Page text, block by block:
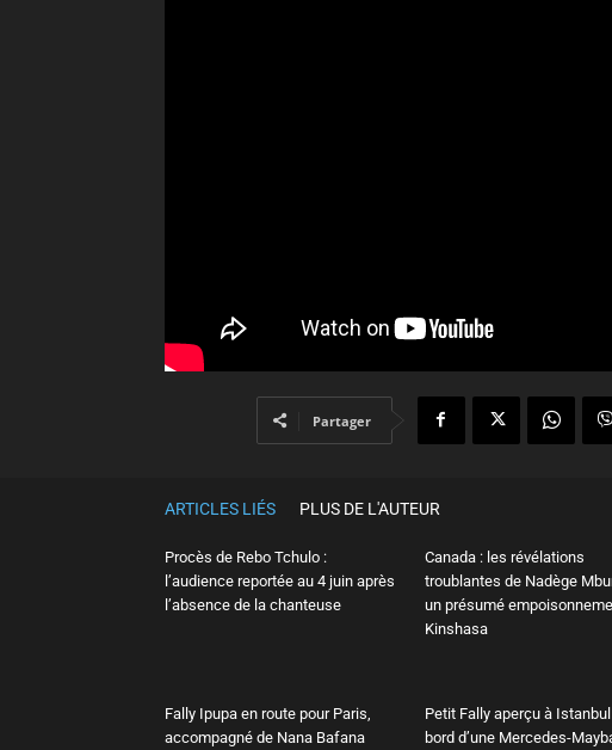
Partager
ARTICLES LIÉS PLUS DE L'AUTEUR
Procès de Rebo Tchulo :
l’audience reportée au 4 juin après
l’absence de la chanteuse
Canada : les révélations
troublantes de Nadège
un présumé
Kinshasa
Fally Ipupa en route pour Paris,
accompagné de Nana Bafana
Petit Fally aperçu à
bord d’une Mercedes-